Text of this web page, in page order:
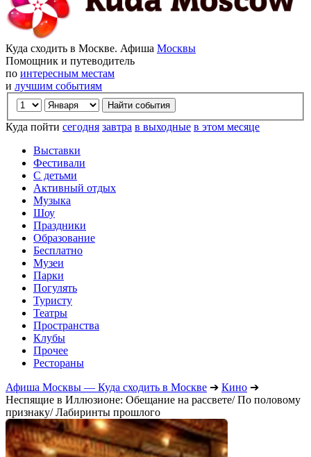
Куда сходить в Москве. Афиша Москвы
Помощник и путеводитель
по интересным местам
и лучшим событиям
Куда пойти сегодня завтра в выходные в этом месяце
Выставки
Фестивали
С детьми
Активный отдых
Музыка
Шоу
Праздники
Образование
Бесплатно
Музеи
Парки
Погулять
Туристу
Театры
Пространства
Клубы
Прочее
Рестораны
Афиша Москвы — Куда сходить в Москве ➔ Кино ➔
Неспящие в Иллюзионе: Обещание на рассвете/ По половому
признаку/ Лабиринты прошлого